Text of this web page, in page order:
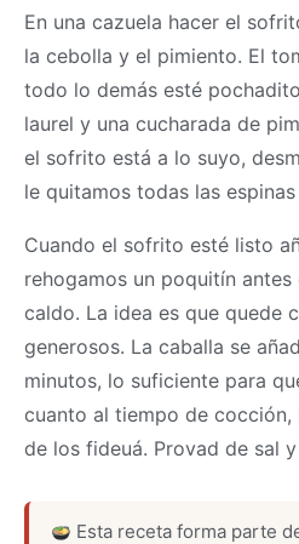
En una cazuela hacer el
la cebolla y el pimiento. El
todo lo demás esté
laurel y una cucharada de
el sofrito está a lo suyo,
le quitamos todas las
Cuando el sofrito esté listo
rehogamos un poquitín
caldo. La idea es que quede
generosos. La caballa se
minutos, lo suficiente para
cuanto al tiempo de cocción,
de los fideuá. Provad de sal
Esta receta forma parte